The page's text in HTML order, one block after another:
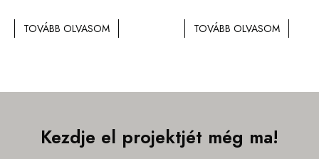
TOVÁBB OLVASOM TOVÁBB OLVASOM
Kezdje el projektjét még ma!